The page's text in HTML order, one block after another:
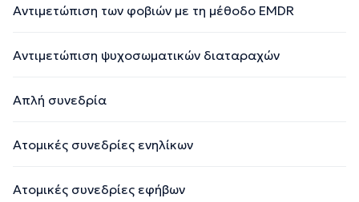
Αντιμετώπιση των φοβιών με τη μέθοδο EMDR
Αντιμετώπιση ψυχοσωματικών διαταραχών
Απλή συνεδρία
Ατομικές συνεδρίες ενηλίκων
Ατομικές συνεδρίες εφήβων